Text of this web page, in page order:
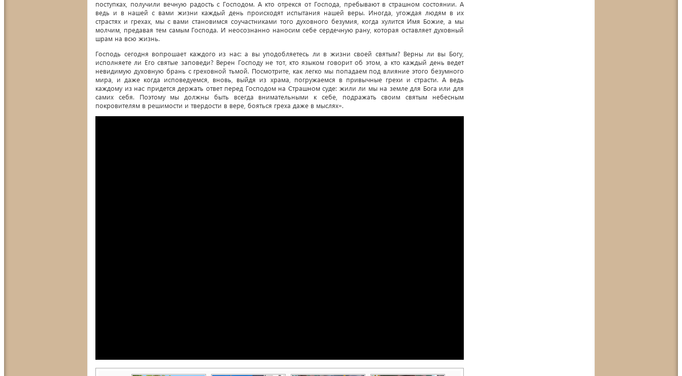
поступках, получили вечную радость с Господом. А кто отрекся от Господа, пребывают в страшном состоянии. А
ведь и в нашей с вами жизни каждый день происходят испытания нашей веры. Иногда, угождая людям в их
страстях и грехах, мы с вами становимся соучастниками того духовного безумия, когда хулится Имя Божие, а мы
молчим, предавая тем самым Господа. И неосознанно наносим себе сердечную рану, которая оставляет духовный
шрам на всю жизнь.
Господь сегодня вопрошает каждого из нас: а вы уподобляетесь ли в жизни своей святым? Верны ли вы Богу,
исполняете ли Его святые заповеди? Верен Господу не тот, кто языком говорит об этом, а кто каждый день ведет
невидимую духовную брань с греховной тьмой. Посмотрите, как легко мы попадаем под влияние этого безумного
мира, и даже когда исповедуемся, вновь, выйдя из храма, погружаемся в привычные грехи и страсти. А ведь
каждому из нас придется держать ответ перед Господом на Страшном суде: жили ли мы на земле для Бога или для
самих себя. Поэтому мы должны быть всегда внимательными к себе, подражать своим святым небесным
покровителям в решимости и твердости в вере, бояться греха даже в мыслях».